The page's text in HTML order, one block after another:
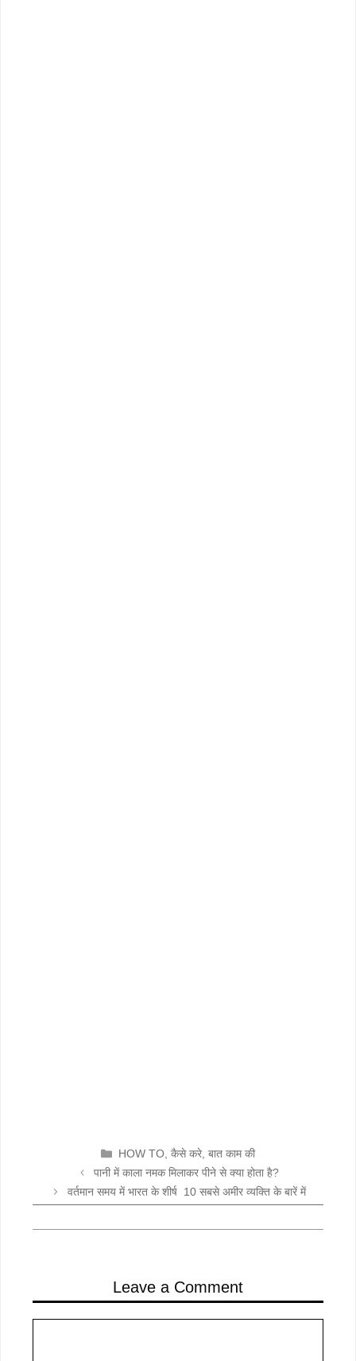
CATEGORIES
HOW TO, कैसे करे, बात काम की
पानी में काला नमक मिलाकर पीने से क्या होता है?
वर्तमान समय में भारत के शीर्ष 10 सबसे अमीर व्यक्ति के बारें में
Leave a Comment